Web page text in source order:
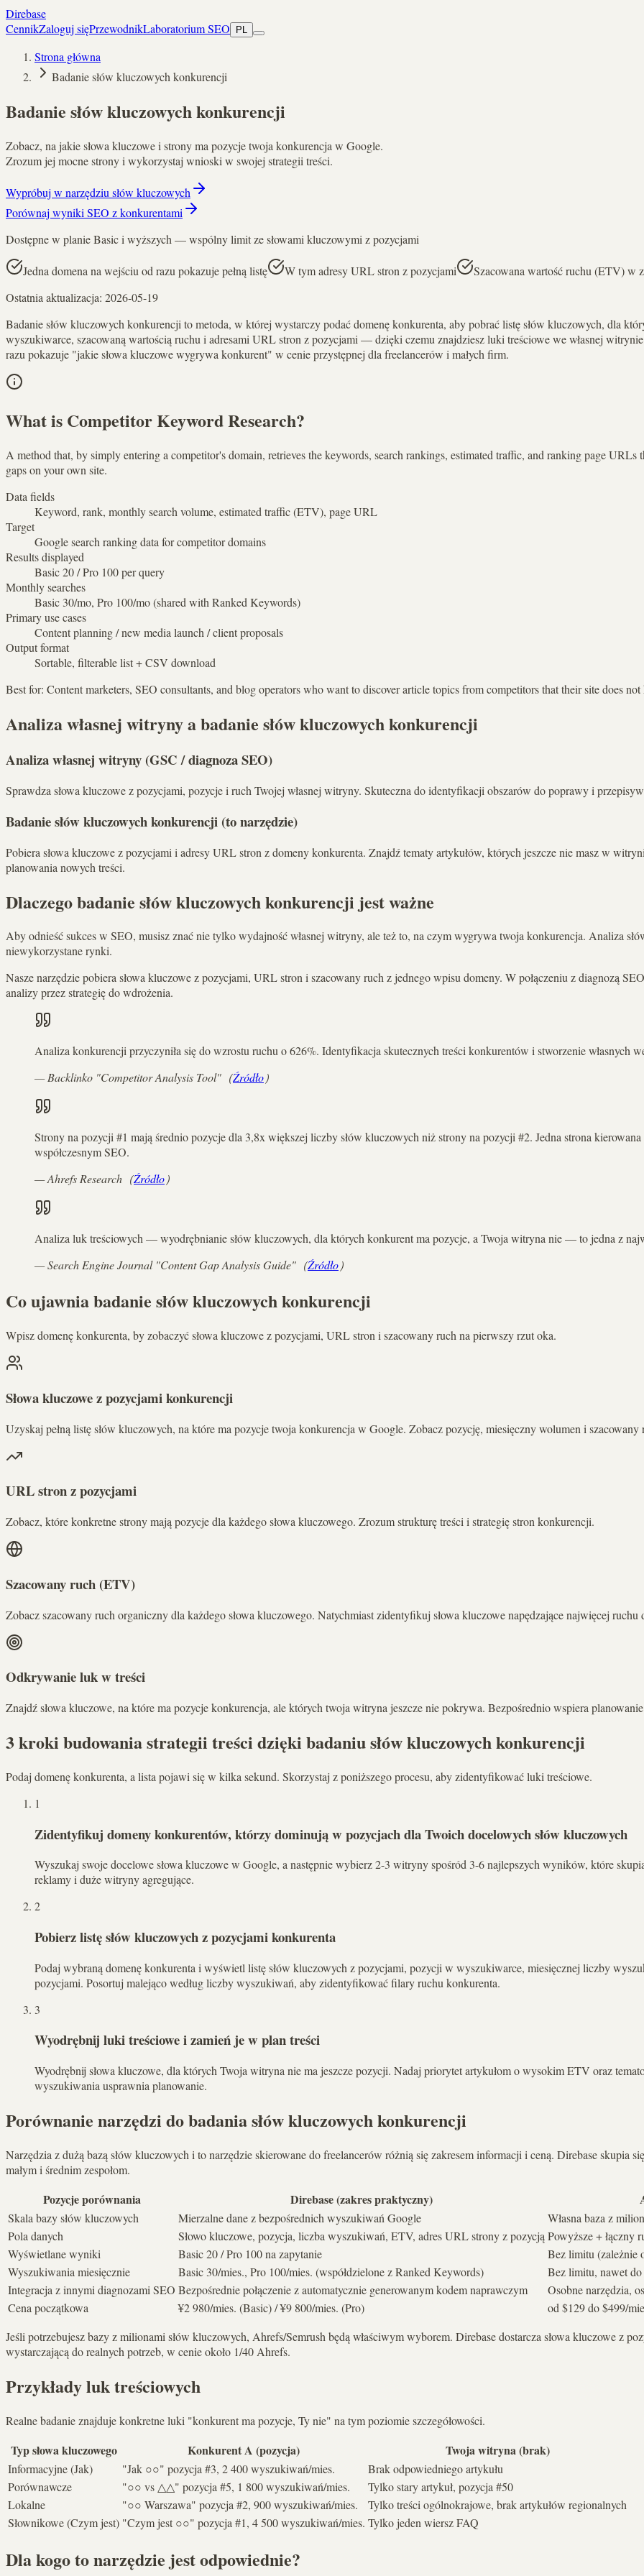
Direbase
CennikZaloguj sięPrzewodnikLaboratorium SEO PL
Strona główna
Badanie słów kluczowych konkurencji
Badanie słów kluczowych konkurencji
Zobacz, na jakie słowa kluczowe i strony ma pozycje twoja konkurencja w Google.
Zrozum jej mocne strony i wykorzystaj wnioski w swojej strategii treści.
Wypróbuj w narzędziu słów kluczowych
Porównaj wyniki SEO z konkurentami
Dostępne w planie Basic i wyższych — wspólny limit ze słowami kluczowymi z pozycjami
Jedna domena na wejściu od razu pokazuje pełną listę W tym adresy URL stron z pozycjami Szacowana wartość ruchu (ETV) w
Ostatnia aktualizacja: 2026-05-19
Badanie słów kluczowych konkurencji to metoda, w której wystarczy podać domenę konkurenta, aby pobrać listę słów kluczowych, dla
wyszukiwarce, szacowaną wartością ruchu i adresami URL stron z pozycjami — dzięki czemu znajdziesz luki treściowe we własnej
razu pokazuje "jakie słowa kluczowe wygrywa konkurent" w cenie przystępnej dla freelancerów i małych firm.
What is Competitor Keyword Research?
A method that, by simply entering a competitor's domain, retrieves the keywords, search rankings, estimated traffic, and ranking page
gaps on your own site.
Data fields
Keyword, rank, monthly search volume, estimated traffic (ETV), page URL
Target
Google search ranking data for competitor domains
Results displayed
Basic 20 / Pro 100 per query
Monthly searches
Basic 30/mo, Pro 100/mo (shared with Ranked Keywords)
Primary use cases
Content planning / new media launch / client proposals
Output format
Sortable, filterable list + CSV download
Best for: Content marketers, SEO consultants, and blog operators who want to discover article topics from competitors that their site does not
Analiza własnej witryny a badanie słów kluczowych konkurencji
Analiza własnej witryny (GSC / diagnoza SEO)
Sprawdza słowa kluczowe z pozycjami, pozycje i ruch Twojej własnej witryny. Skuteczna do identyfikacji obszarów do poprawy i
Badanie słów kluczowych konkurencji (to narzędzie)
Pobiera słowa kluczowe z pozycjami i adresy URL stron z domeny konkurenta. Znajdź tematy artykułów, których jeszcze nie masz w
planowania nowych treści.
Dlaczego badanie słów kluczowych konkurencji jest ważne
Aby odnieść sukces w SEO, musisz znać nie tylko wydajność własnej witryny, ale też to, na czym wygrywa twoja konkurencja. Analiza
niewykorzystane rynki.
Nasze narzędzie pobiera słowa kluczowe z pozycjami, URL stron i szacowany ruch z jednego wpisu domeny. W połączeniu z diagnozą
analizy przez strategię do wdrożenia.
Analiza konkurencji przyczyniła się do wzrostu ruchu o 626%. Identyfikacja skutecznych treści konkurentów i stworzenie własnych
—Backlinko "Competitor Analysis Tool" （Źródło）
Strony na pozycji #1 mają średnio pozycje dla 3,8x większej liczby słów kluczowych niż strony na pozycji #2. Jedna strona
współczesnym SEO.
—Ahrefs Research （Źródło）
Analiza luk treściowych — wyodrębnianie słów kluczowych, dla których konkurent ma pozycje, a Twoja witryna nie — to jedna z
—Search Engine Journal "Content Gap Analysis Guide" （Źródło）
Co ujawnia badanie słów kluczowych konkurencji
Wpisz domenę konkurenta, by zobaczyć słowa kluczowe z pozycjami, URL stron i szacowany ruch na pierwszy rzut oka.
Słowa kluczowe z pozycjami konkurencji
Uzyskaj pełną listę słów kluczowych, na które ma pozycje twoja konkurencja w Google. Zobacz pozycję, miesięczny wolumen i szacowany
URL stron z pozycjami
Zobacz, które konkretne strony mają pozycje dla każdego słowa kluczowego. Zrozum strukturę treści i strategię stron konkurencji.
Szacowany ruch (ETV)
Zobacz szacowany ruch organiczny dla każdego słowa kluczowego. Natychmiast zidentyfikuj słowa kluczowe napędzające najwięcej
Odkrywanie luk w treści
Znajdź słowa kluczowe, na które ma pozycje konkurencja, ale których twoja witryna jeszcze nie pokrywa. Bezpośrednio wspiera
3 kroki budowania strategii treści dzięki badaniu słów kluczowych konkurencji
Podaj domenę konkurenta, a lista pojawi się w kilka sekund. Skorzystaj z poniższego procesu, aby zidentyfikować luki treściowe.
1
Zidentyfikuj domeny konkurentów, którzy dominują w pozycjach dla Twoich docelowych słów kluczowych
Wyszukaj swoje docelowe słowa kluczowe w Google, a następnie wybierz 2-3 witryny spośród 3-6 najlepszych wyników, które
reklamy i duże witryny agregujące.
2
Pobierz listę słów kluczowych z pozycjami konkurenta
Podaj wybraną domenę konkurenta i wyświetl listę słów kluczowych z pozycjami, pozycji w wyszukiwarce, miesięcznej liczby
pozycjami. Posortuj malejąco według liczby wyszukiwań, aby zidentyfikować filary ruchu konkurenta.
3
Wyodrębnij luki treściowe i zamień je w plan treści
Wyodrębnij słowa kluczowe, dla których Twoja witryna nie ma jeszcze pozycji. Nadaj priorytet artykułom o wysokim ETV oraz
wyszukiwania usprawnia planowanie.
Porównanie narzędzi do badania słów kluczowych konkurencji
Narzędzia z dużą bazą słów kluczowych i to narzędzie skierowane do freelancerów różnią się zakresem informacji i ceną. Direbase skupia
małym i średnim zespołom.
Pozycje porównania Direbase (zakres praktyczny)
Skala bazy słów kluczowych Mierzalne dane z bezpośrednich wyszukiwań Google
Własna baza z
Pola danych
Słowo kluczowe, pozycja, liczba wyszukiwań, ETV, adres URL strony z pozycją Powyższe + łączny
Wyświetlane wyniki
Basic 20 / Pro 100 na zapytanie
Bez limitu (zależnie
Wyszukiwania miesięcznie
Basic 30/mies., Pro 100/mies. (współdzielone z Ranked Keywords)
Bez limitu, nawet
Integracja z innymi diagnozami SEO Bezpośrednie połączenie z automatycznie generowanym kodem naprawczym
Osobne narzędzia,
Cena początkowa
¥2 980/mies. (Basic) / ¥9 800/mies. (Pro)
od $129 do $499/
Jeśli potrzebujesz bazy z milionami słów kluczowych, Ahrefs/Semrush będą właściwym wyborem. Direbase dostarcza słowa kluczowe z
wystarczającą do realnych potrzeb, w cenie około 1/40 Ahrefs.
Przykłady luk treściowych
Realne badanie znajduje konkretne luki "konkurent ma pozycje, Ty nie" na tym poziomie szczegółowości.
Typ słowa kluczowego Konkurent A (pozycja) Twoja witryna (brak)
Informacyjne (Jak) "Jak ○○" pozycja #3, 2 400 wyszukiwań/mies.
Brak odpowiedniego artykułu
Porównawcze
"○○ vs △△" pozycja #5, 1 800 wyszukiwań/mies.
Tylko stary artykuł, pozycja #50
Lokalne
"○○ Warszawa" pozycja #2, 900 wyszukiwań/mies.
Tylko treści ogólnokrajowe, brak artykułów regionalnych
Słownikowe (Czym jest) "Czym jest ○○" pozycja #1, 4 500 wyszukiwań/mies. Tylko jeden wiersz FAQ
Dla kogo to narzędzie jest odpowiednie?